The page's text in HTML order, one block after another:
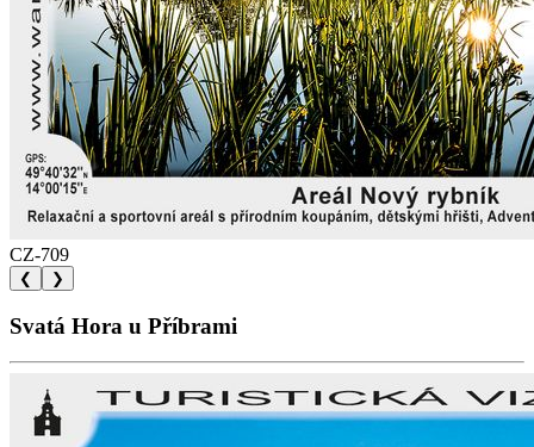
CZ-709
❮ ❯
Svatá Hora u Příbrami